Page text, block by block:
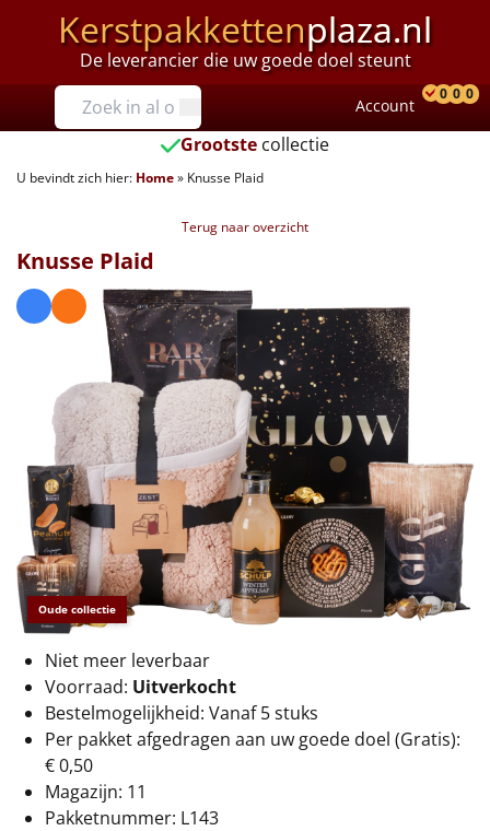
Kerstpakkettenplaza.nl
De leverancier die uw goede doel steunt
Prijzen
Tot €25
€25 tot €35
€40 tot €45
€45 tot €50
€50 tot €55
€55 tot €75
€75 tot €100
€100 en hoger
Alle kerstpakketten 2026
Thema
Origineel
Rituals
Luxe
Account
0 0 0
Grootste collectie
U bevindt zich hier: Home» Knusse Plaid
Terug naar overzicht
Oude collectie
Knusse Plaid
Niet meer leverbaar
Voorraad: Uitverkocht
Bestelmogelijkheid: Vanaf 5 stuks
Per pakket afgedragen aan uw goede doel (Gratis):
€ 0,50
Magazijn: 11
Pakketnummer: L143